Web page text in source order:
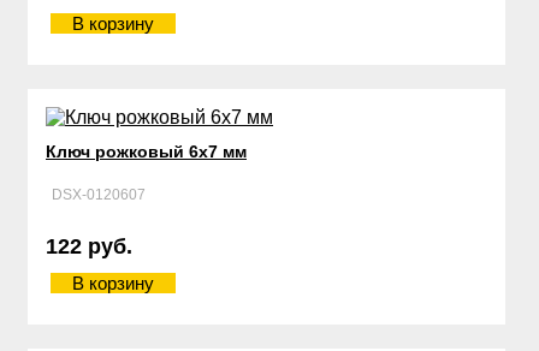
В корзину
Ключ рожковый 6х7 мм
DSX-0120607
122 руб.
В корзину